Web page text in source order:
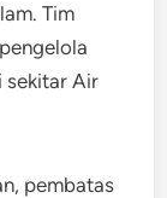
Tim
sekitar Air
pembatas